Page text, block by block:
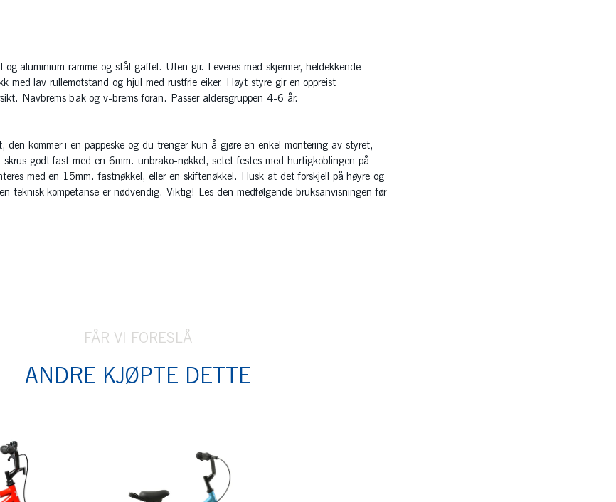
aluminium ramme og stål gaffel. Uten gir. Leveres med skjermer, heldekkende
med lav rullemotstand og hjul med rustfrie eiker. Høyt styre gir en oppreist
Navbrems bak og v-brems foran. Passer aldersgruppen 4-6 år.
den kommer i en pappeske og du trenger kun å gjøre en enkel montering av styret,
godt fast med en 6mm. unbrako-nøkkel, setet festes med hurtigkoblingen på
med en 15mm. fastnøkkel, eller en skiftenøkkel. Husk at det forskjell på høyre og
teknisk kompetanse er nødvendig. Viktig! Les den medfølgende bruksanvisningen før
FÅR VI FORESLÅ
ANDRE KJØPTE DETTE